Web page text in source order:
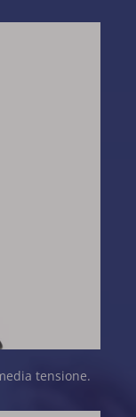
tensione.